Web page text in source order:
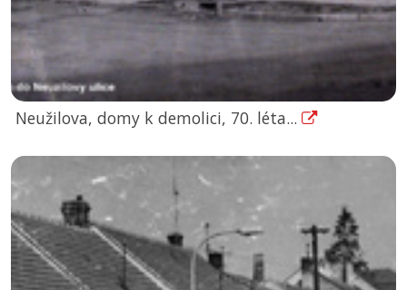
Neužilova, domy k demolici, 70. léta...